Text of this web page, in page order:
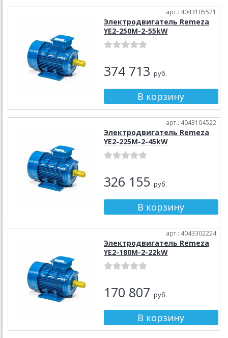
арт.: 4043105521
Электродвигатель Remeza
YE2-250M-2-55kW
374 713 руб.
арт.: 4043104522
Электродвигатель Remeza
YE2-225M-2-45kW
326 155 руб.
арт.: 4043302224
Электродвигатель Remeza
YE2-180M-2-22kW
170 807 руб.